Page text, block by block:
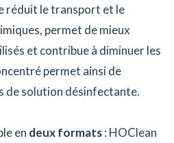
réduit le transport et le
permet de mieux
et contribue à diminuer les
permet ainsi de
de solution désinfectante.
en deux formats: HOClean